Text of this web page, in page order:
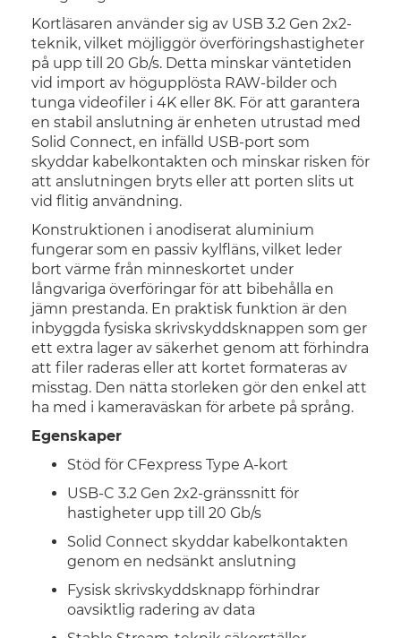
Kortläsaren använder sig av USB 3.2 Gen 2x2-
teknik, vilket möjliggör överföringshastigheter
på upp till 20 Gb/s. Detta minskar väntetiden
vid import av högupplösta RAW-bilder och
tunga videofiler i 4K eller 8K. För att garantera
en stabil anslutning är enheten utrustad med
Solid Connect, en infälld USB-port som
skyddar kabelkontakten och minskar risken för
att anslutningen bryts eller att porten slits ut
vid flitig användning.
Konstruktionen i anodiserat aluminium
fungerar som en passiv kylfläns, vilket leder
bort värme från minneskortet under
långvariga överföringar för att bibehålla en
jämn prestanda. En praktisk funktion är den
inbyggda fysiska skrivskyddsknappen som ger
ett extra lager av säkerhet genom att förhindra
att filer raderas eller att kortet formateras av
misstag. Den nätta storleken gör den enkel att
ha med i kameraväskan för arbete på språng.
Egenskaper
Stöd för CFexpress Type A-kort
USB-C 3.2 Gen 2x2-gränssnitt för
hastigheter upp till 20 Gb/s
Solid Connect skyddar kabelkontakten
genom en nedsänkt anslutning
Fysisk skrivskyddsknapp förhindrar
oavsiktlig radering av data